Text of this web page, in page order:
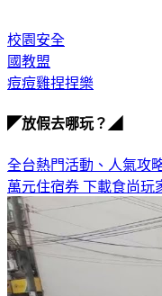
校園安全
國教盟
痘痘雞捏捏樂
◤放假去哪玩？◢
全台熱門活動、人氣攻
萬元住宿券 下載食尚玩